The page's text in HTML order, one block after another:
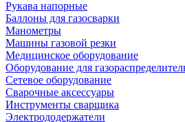
Рукава напорные
Баллоны для газосварки
Манометры
Машины газовой резки
Медицинское оборудование
Оборудование для
Сетевое оборудование
Сварочные аксессуары
Инструменты сварщика
Электрододержатели